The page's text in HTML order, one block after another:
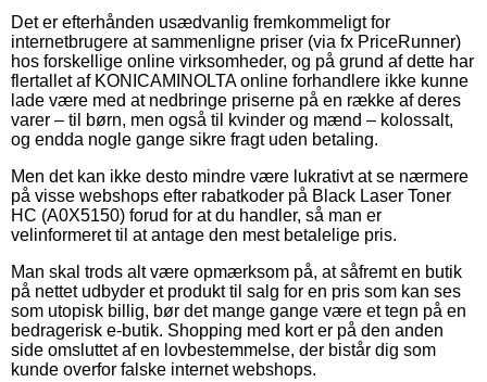
Det er efterhånden usædvanlig fremkommeligt for
internetbrugere at sammenligne priser (via fx PriceRunner)
hos forskellige online virksomheder, og på grund af dette har
flertallet af KONICAMINOLTA online forhandlere ikke kunne
lade være med at nedbringe priserne på en række af deres
varer – til børn, men også til kvinder og mænd – kolossalt,
og endda nogle gange sikre fragt uden betaling.
Men det kan ikke desto mindre være lukrativt at se nærmere
på visse webshops efter rabatkoder på Black Laser Toner
HC (A0X5150) forud for at du handler, så man er
velinformeret til at antage den mest betalelige pris.
Man skal trods alt være opmærksom på, at såfremt en butik
på nettet udbyder et produkt til salg for en pris som kan ses
som utopisk billig, bør det mange gange være et tegn på en
bedragerisk e-butik. Shopping med kort er på den anden
side omsluttet af en lovbestemmelse, der bistår dig som
kunde overfor falske internet webshops.